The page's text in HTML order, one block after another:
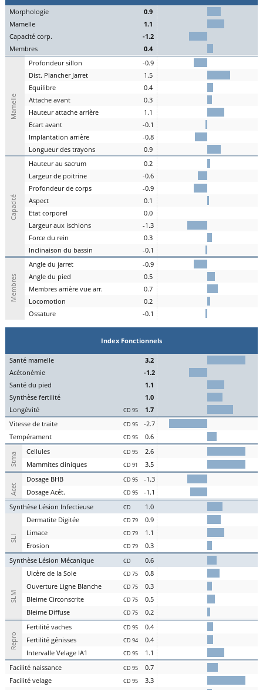
Morphologie
0.9
Mamelle
1.1
Capacité corp.
-1.2
Membres 0.4
Mamelle
Profondeursillon
-0.9
Dist. Plancher Jarret
1.5
Equilibre
0.4
Attache avant
0.3
Hauteurattache arrière
1.1
Ecart avant
-0.1
Implantation arrière
-0.8
Longueur des trayons 0.9
Capacité
Hauteur au sacrum
0.2
Largeur de poitrine
-0.6
Profondeur de corps
-0.9
Aspect
0.1
Etat corporel
0.0
Largeur aux ischions
-1.3
Force du rein
0.3
Inclinaison du bassin -0.1
Membres
Angle du jarret
-0.9
Angle du pied
0.5
Membres arrière vue arr.
0.7
Locomotion
0.2
Ossature -0.1
Index Fonctionnels
Santé mamelle
3.2
Acétonémie
-1.2
Santé du pied
1.1
Synthèse fertilité
1.0
Longévité CD 95
1.7
Vitesse de traite CD 95
-2.7
Tempérament CD 95 0.6
Stma Cellules CD 95
2.6
Mammites cliniques CD 91 3.5
Acet
Dosage BHB CD 95
-1.3
Dosage Acét. CD 95
-1.1
Synthèse Lésion Infectieuse CD 1.0
SLI
Dermatite Digitée CD 79
0.9
Limace CD 79
1.1
Erosion CD 79
0.3
Synthèse Lésion Mécanique CD 0.6
SLM
Ulcère de la Sole CD 75
0.8
Ouverture Ligne Blanche CD 75
0.3
Bleime Circonscrite CD 75
0.5
Bleime Diffuse CD 75 0.2
Repro
Fertilité vaches CD 95
0.4
Fertilité génisses CD 94
0.4
Intervalle Velage IA1 CD 95
1.1
Facilité naissance CD 95
0.7
Facilité velage CD 95
3.3